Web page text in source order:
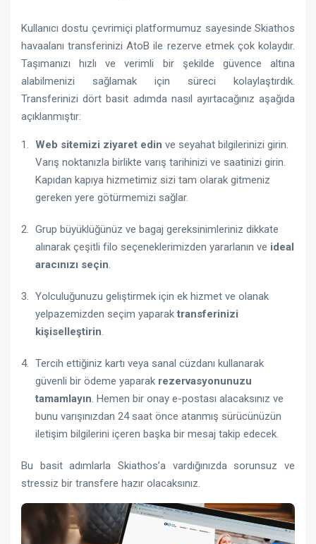
Kullanıcı dostu çevrimiçi platformumuz sayesinde Skiathos
havaalanı transferinizi AtoB ile rezerve etmek çok kolaydır.
Taşımanızı hızlı ve verimli bir şekilde güvence altına
alabilmenizi sağlamak için süreci kolaylaştırdık.
Transferinizi dört basit adımda nasıl ayırtacağınız aşağıda
açıklanmıştır:
Web sitemizi ziyaret edin ve seyahat bilgilerinizi girin.
Varış noktanızla birlikte varış tarihinizi ve saatinizi girin.
Kapıdan kapıya hizmetimiz sizi tam olarak gitmeniz
gereken yere götürmemizi sağlar.
Grup büyüklüğünüz ve bagaj gereksinimleriniz dikkate
alınarak çeşitli filo seçeneklerimizden yararlanın ve ideal
aracınızı seçin.
Yolculuğunuzu geliştirmek için ek hizmet ve olanak
yelpazemizden seçim yaparak transferinizi
kişiselleştirin.
Tercih ettiğiniz kartı veya sanal cüzdanı kullanarak
güvenli bir ödeme yaparak rezervasyonunuzu
tamamlayın. Hemen bir onay e-postası alacaksınız ve
bunu varışınızdan 24 saat önce atanmış sürücünüzün
iletişim bilgilerini içeren başka bir mesaj takip edecek.
Bu basit adımlarla Skiathos’a vardığınızda sorunsuz ve
stressiz bir transfere hazır olacaksınız.